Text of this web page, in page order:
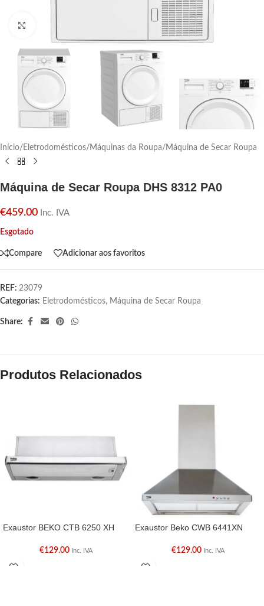
Início/ Eletrodomésticos/ Máquinas da Roupa/ Máquina de Secar Roupa
Máquina de Secar Roupa DHS 8312 PA0
€459.00 Inc. IVA
Esgotado
Compare Adicionar aos favoritos
REF: 23079
Categorias: Eletrodomésticos, Máquina de Secar Roupa
Share:
Produtos Relacionados
Exaustor BEKO CTB 6250 XH
€129.00 Inc. IVA
Exaustor Beko CWB 6441XN
€129.00 Inc. IVA